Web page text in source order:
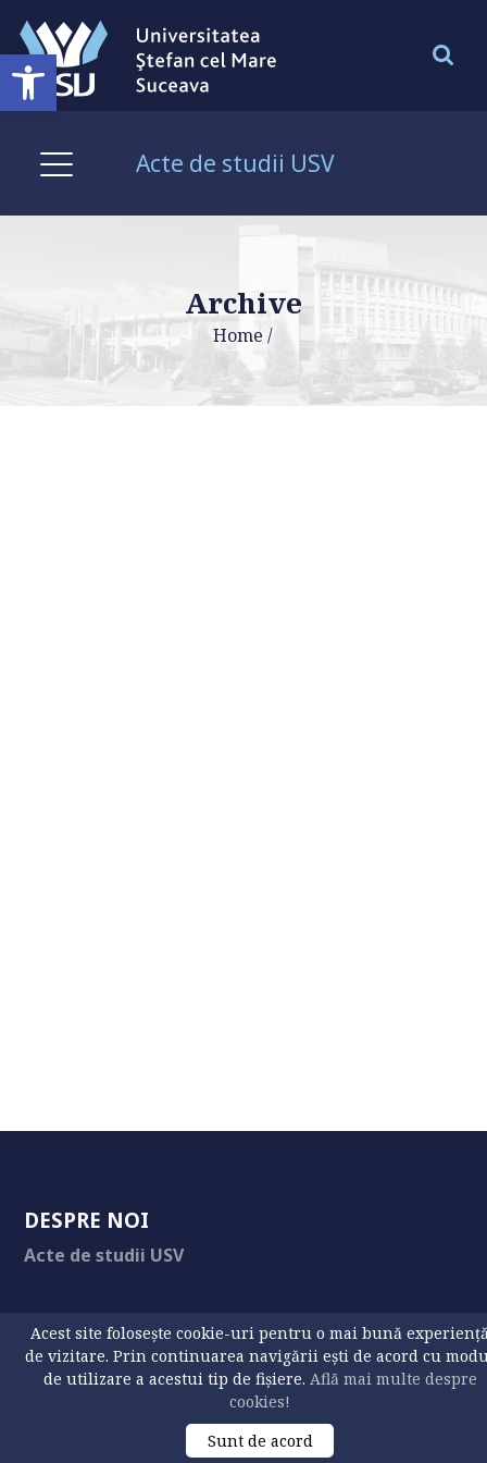
Deschide bara de unelte
Acte de studii USV
Archive
Home /
DESPRE NOI
Acte de studii USV
UTILE
Contact
Acest site folosește cookie-uri pentru o mai bună
de vizitare. Prin continuarea navigării ești de acord cu
de utilizare a acestui tip de fișiere. Află mai multe despre
cookies!
Sunt de acord